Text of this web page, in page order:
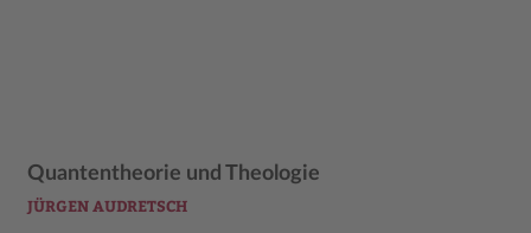
Quantentheorie und Theologie
JÜRGEN AUDRETSCH